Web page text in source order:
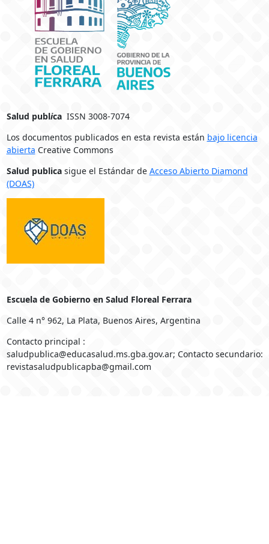
Salud publicaISSN 3008-7074
Los documentos publicados en esta revista están bajo licencia
abierta Creative Commons
Salud publicasigue el Estándar de Acceso Abierto Diamond
(DOAS)
Escuela de Gobierno en Salud Floreal Ferrara
Calle 4 n° 962, La Plata, Buenos Aires, Argentina
Contacto principal :
saludpublica@educasalud.ms.gba.gov.ar; Contacto secundario:
revistasaludpublicapba@gmail.com